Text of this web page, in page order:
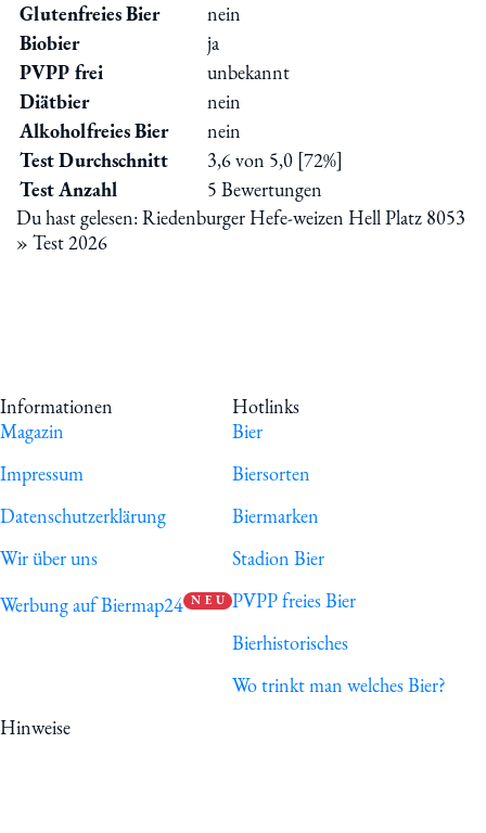
Glutenfreies Bier
nein
Biobier
ja
PVPP frei
unbekannt
Diätbier
nein
Alkoholfreies Bier
nein
Test Durchschnitt
3,6 von 5,0 [72%]
Test Anzahl
5 Bewertungen
Du hast gelesen: Riedenburger Hefe-weizen Hell Platz 8053
» Test 2026
Informationen
Magazin
Impressum
Datenschutzerklärung
Wir über uns
Werbung auf Biermap24 N E U
Hotlinks
Bier
Biersorten
Biermarken
Stadion Bier
PVPP freies Bier
Bierhistorisches
Wo trinkt man welches Bier?
Hinweise